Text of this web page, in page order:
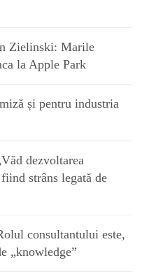
Zielinski: Marile
la Apple Park
și pentru industria
dezvoltarea
strâns legată de
consultantului este,
„knowledge”